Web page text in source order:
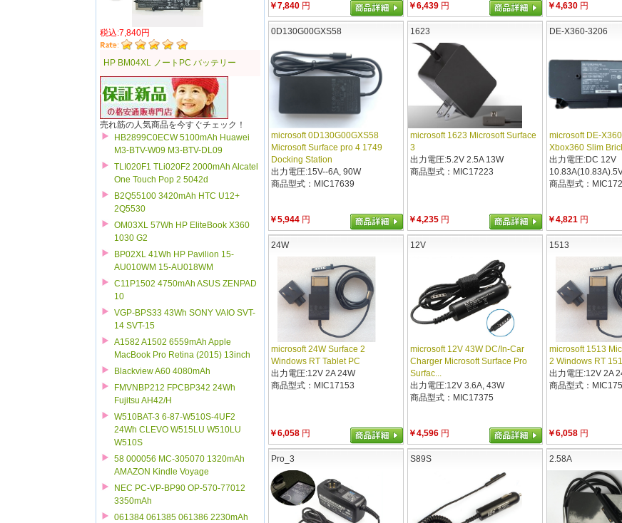
税込:7,840円
HP BM04XL ノートPC バッテリー
売れ筋の人気商品を今すぐチェック！
HB2899C0ECW 5100mAh Huawei
M3-BTV-W09 M3-BTV-DL09
TLI020F1 TLi020F2 2000mAh Alcatel
One Touch Pop 2 5042d
B2Q55100 3420mAh HTC U12+
2Q5530
OM03XL 57Wh HP EliteBook X360
1030 G2
BP02XL 41Wh HP Pavilion 15-
AU010WM 15-AU018WM
C11P1502 4750mAh ASUS ZENPAD
10
VGP-BPS33 43Wh SONY VAIO SVT-
14 SVT-15
A1582 A1502 6559mAh Apple
MacBook Pro Retina (2015) 13inch
Blackview A60 4080mAh
FMVNBP212 FPCBP342 24Wh
Fujitsu AH42/H
W510BAT-3 6-87-W510S-4UF2
24Wh CLEVO W515LU W510LU
W510S
58 000056 MC-305070 1320mAh
AMAZON Kindle Voyage
NEC PC-VP-BP90 OP-570-77012
3350mAh
061384 061385 061386 2230mAh
￥7,840 円 ￥6,439 円 ￥4,630 円
0D130G00GXS58
microsoft 0D130G00GXS58
Microsoft Surface pro 4 1749
Docking Station
出力電圧:15V--6A, 90W
商品型式：MIC17639
￥5,944 円
1623
microsoft 1623 Microsoft Surface
3
出力電圧:5.2V 2.5A 13W
商品型式：MIC17223
￥4,235 円
DE-X360-3206
microsoft DE-
Xbox360 Slim
出力電圧:DC 12V
商品型式：
￥4,821 円
24W
microsoft 24W Surface 2
Windows RT Tablet PC
出力電圧:12V 2A 24W
商品型式：MIC17153
￥6,058 円
12V
microsoft 12V 43W DC/In-Car
Charger Microsoft Surface Pro
Surfac...
出力電圧:12V 3.6A, 43W
商品型式：MIC17375
￥4,596 円
1513
microsoft 1513
2 Windows RT
出力電圧:12V 2A
商品型式：
￥6,058 円
Pro_3 S89S 2.58A